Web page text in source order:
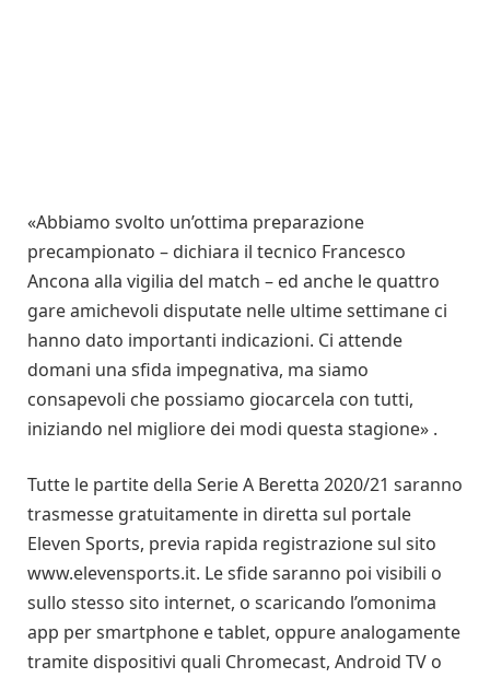
«Abbiamo svolto un’ottima preparazione
precampionato – dichiara il tecnico Francesco
Ancona alla vigilia del match – ed anche le quattro
gare amichevoli disputate nelle ultime settimane ci
hanno dato importanti indicazioni. Ci attende
domani una sfida impegnativa, ma siamo
consapevoli che possiamo giocarcela con tutti,
iniziando nel migliore dei modi questa stagione» .
Tutte le partite della Serie A Beretta 2020/21 saranno
trasmesse gratuitamente in diretta sul portale
Eleven Sports, previa rapida registrazione sul sito
www.elevensports.it. Le sfide saranno poi visibili o
sullo stesso sito internet, o scaricando l’omonima
app per smartphone e tablet, oppure analogamente
tramite dispositivi quali Chromecast, Android TV o